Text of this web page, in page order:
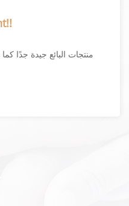
منتجات البائع جيدة جدًا